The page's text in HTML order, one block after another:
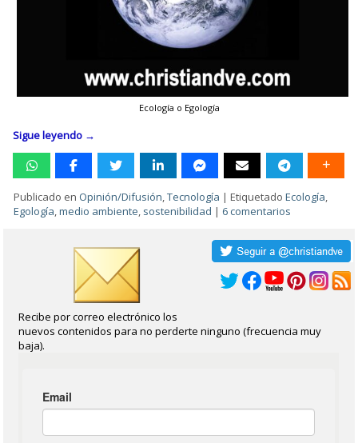
Ecología o Egología
Sigue leyendo →
Publicado en Opinión/Difusión ,Tecnología |Etiquetado Ecología
Egología ,medio ambiente sostenibilidad | 6 comentarios
Recibe por correo electrónico los
nuevos contenidos para no perderte ninguno (frecuencia muy
baja).